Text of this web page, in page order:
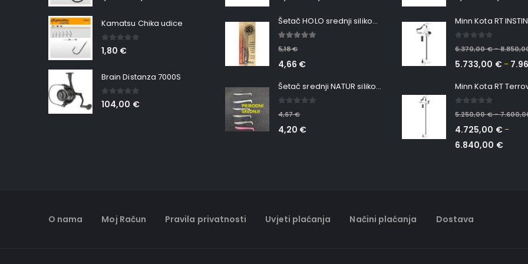
Kamatsu Chika udice
0 out of 5
1,80 €
Brain Distanza 7000S
0out of 5
104,00 €
Šetač HOLO srednji silikonska Ribica Belgrade Walker
5,18€
4,66 €
Šetač srednji NATUR silikonska ribica Belgrade Walker
4,67€
4,20 €
6.370,00€–
5.733,00 €–
5.250,00€–
4.725,00 €–
6.840,00 €
O nama Moj Račun Pravila privatnosti Uvjeti plaćanja Načini plaćanja Dostava